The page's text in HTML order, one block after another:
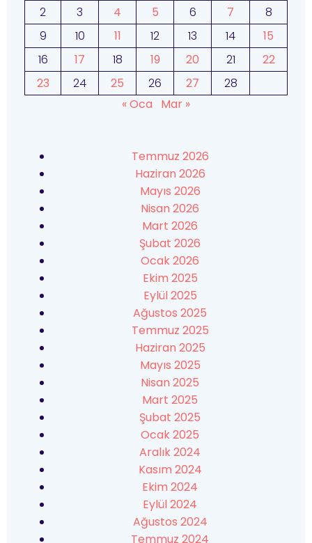
2
3 4 5 6 7
8
9
10 11 12 13 14
15
16
17 18 19 20 21
22
23
24 25 26 27
28
« Oca
Mar »
Temmuz 2026
Haziran 2026
Mayıs 2026
Nisan 2026
Mart 2026
Şubat 2026
Ocak 2026
Ekim 2025
Eylül 2025
Ağustos 2025
Temmuz 2025
Haziran 2025
Mayıs 2025
Nisan 2025
Mart 2025
Şubat 2025
Ocak 2025
Aralık 2024
Kasım 2024
Ekim 2024
Eylül 2024
Ağustos 2024
Temmuz 2024